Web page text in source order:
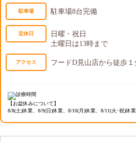
駐車場 駐車場8台完備
定休日
日曜・祝日
土曜日は13時まで
アクセス フードD見山店から徒歩１
【お盆休みについて】
8/8(土)休業、8/9(日)休業、8/10(月)休業、8/11(火･祝)休